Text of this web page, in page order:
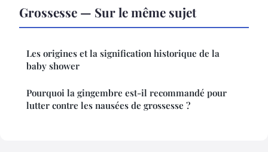
Grossesse — Sur le même sujet
Les origines et la signification historique de la
baby shower
Pourquoi la gingembre est-il recommandé pour
lutter contre les nausées de grossesse ?